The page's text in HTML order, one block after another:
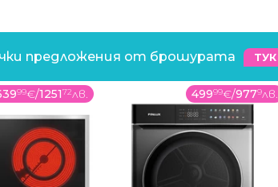
предложения от брошурата ТУК
99€/125172лв. 49999€/9779лв.